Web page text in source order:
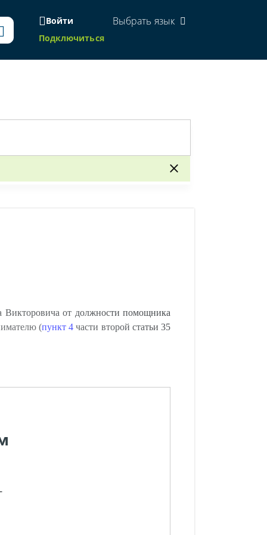
Войти
Подключиться
Выбрать язык
Викторовича от должности помощника
(пункт 4 части второй статьи 35